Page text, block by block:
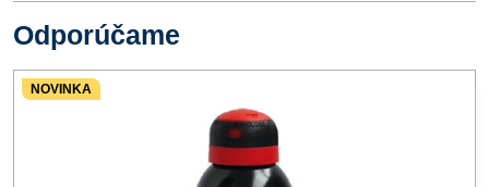
Odporúčame
NOVINKA